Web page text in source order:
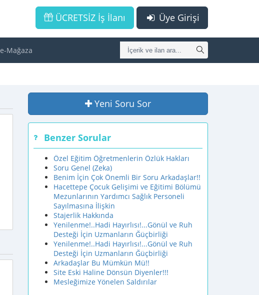
Üye Girişi
ÜCRETSİZ İş İlanı
e-Mağaza
Yeni Soru Sor
Benzer Sorular
Özel Eğitim Öğretmenlerin Özlük Hakları
Soru Genel (Zeka)
Benim İçin Çok Önemli Bir Soru Arkadaşlar!!
Hacettepe Çocuk Gelişimi ve Eğitimi Bölümü
Mezunlarının Yardımcı Sağlık Personeli
Sayılmasına İlişkin
Stajerlik Hakkında
Yenilenme!..Hadi Hayırlısı!...Gönül ve Ruh
Desteği İçin Uzmanların Ğüçbirliği
Yenilenme!..Hadi Hayırlısı!...Gönül ve Ruh
Desteği İçin Uzmanların Ğüçbirliği
Arkadaşlar Bu Mümkün Mü!!
Site Eski Haline Dönsün Diyenler!!!
Mesleğimize Yönelen Saldırılar